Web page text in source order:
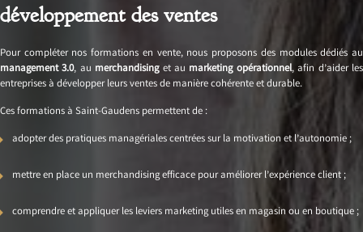
développement des ventes
Pour compléter nos formations en vente, nous proposons des modules dédiés au
management 3.0, au merchandisinget au marketing opérationnel, afin d’aider les
entreprises à développer leurs ventes de manière cohérente et durable.
Ces formations à Saint-Gaudens permettent de :
adopter des pratiques managériales centrées sur la motivation et l’autonomie ;
mettre en place un merchandising efficace pour améliorer l’expérience client ;
comprendre et appliquer les leviers marketing utiles en magasin ou en boutique ;